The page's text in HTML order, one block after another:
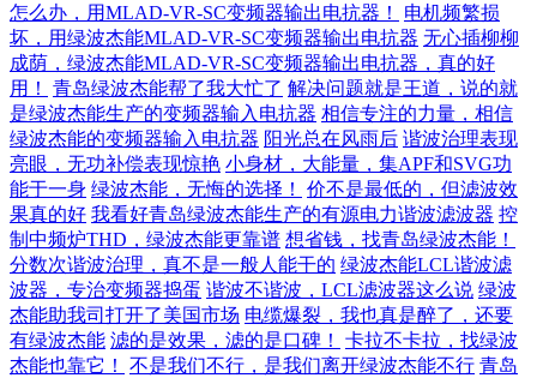
怎么办，用MLAD-VR-SC变频器输出电抗器！
电机频繁损
坏，用绿波杰能MLAD-VR-SC变频器输出电抗器 无心插柳柳
成荫，绿波杰能MLAD-VR-SC变频器输出电抗器，真的好
用！
青岛绿波杰能帮了我大忙了 解决问题就是王道，说的就
是绿波杰能生产的变频器输入电抗器 相信专注的力量，相信
绿波杰能的变频器输入电抗器 阳光总在风雨后 谐波治理表现
亮眼，无功补偿表现惊艳 小身材，大能量，集APF和SVG功
能于一身 绿波杰能，无悔的选择！
价不是最低的，但滤波效
果真的好 我看好青岛绿波杰能生产的有源电力谐波滤波器 控
制中频炉THD，绿波杰能更靠谱 想省钱，找青岛绿波杰能！
分数次谐波治理，真不是一般人能干的 绿波杰能LCL谐波滤
波器，专治变频器捣蛋 谐波不谐波，LCL滤波器这么说 绿波
杰能助我司打开了美国市场 电缆爆裂，我也真是醉了，还要
有绿波杰能 滤的是效果，滤的是口碑！
卡拉不卡拉，找绿波
杰能也靠它！
不是我们不行，是我们离开绿波杰能不行 青岛